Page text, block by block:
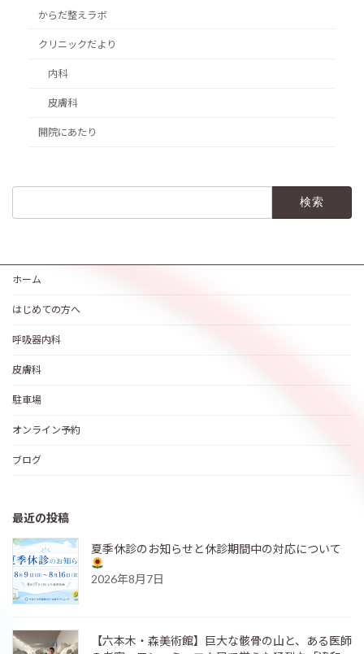
からだ整えラボ
クリニックだより
内科
皮膚科
開院にあたり
ホーム
はじめての方へ
呼吸器内科
皮膚科
駐車場
オンライン予約
ブログ
最近の投稿
夏季休診のお知らせと休診期間中の対応について
2026年8月7日
【六本木・森美術館】巨大な骸骨の山と、ある医師